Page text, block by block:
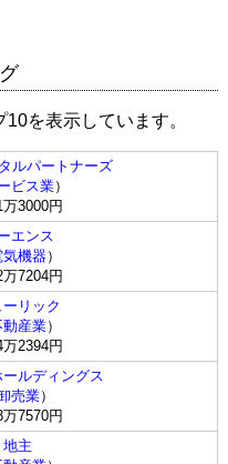
を表示しています。
ルパートナーズ
ビス業）
万3000円
エンス
気機器）
万7204円
ーリック
動産業）
万2394円
ルディングス
売業）
万7570円
地主